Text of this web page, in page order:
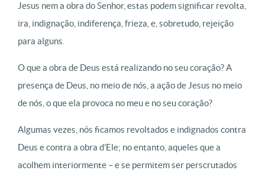
Jesus nem a obra do Senhor, estas podem significar revolta,
ira, indignação, indiferença, frieza, e, sobretudo, rejeição
para alguns.
O que a obra de Deus está realizando no seu coração? A
presença de Deus, no meio de nós, a ação de Jesus no meio
de nós, o que ela provoca no meu e no seu coração?
Algumas vezes, nós ficamos revoltados e indignados contra
Deus e contra a obra d’Ele; no entanto, aqueles que a
acolhem interiormente – e se permitem ser perscrutados